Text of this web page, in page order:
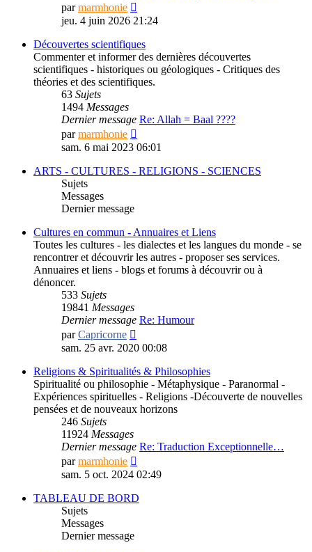
parmarmhonie
le
message
jeu. 4 juin 2026 21:24
Découvertes scientifiques
Commenter et informer des dernières découvertes
scientifiques - historiques ou géologiques - Critiques des
théories et des scientifiques.
63 Sujets
1494 Messages
Dernier message Re: Allah = Baal ????
parmarmhonie
le
message
sam. 6 mai 2023 06:01
ARTS - CULTURES - RELIGIONS - SCIENCES
Sujets
Messages
Dernier message
Cultures en commun - Annuaires et Liens
Toutes les cultures - les dialectes et les langues du monde - se
rencontrer et découvrir les autres - proposer ses services.
Annuaires et liens - blogs et forums à découvrir ou à
dénoncer.
533 Sujets
19841 Messages
Dernier message Re: Humour
parCapricorne
le
message
sam. 25 avr. 2020 00:08
Religions & Spiritualités & Philosophies
Spiritualité ou philosophie - Métaphysique - Paranormal -
Expériences spirituelles - Religions -Découverte de nouvelles
pensées et de nouveaux horizons
246 Sujets
11924 Messages
Dernier message Re: Traduction Exceptionnelle…
parmarmhonie
le
message
sam. 5 oct. 2024 02:49
TABLEAU DE BORD
Sujets
Messages
Dernier message